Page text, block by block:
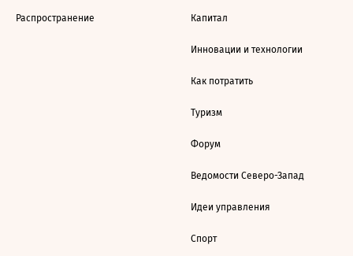
Распространение Капитал
Инновации и технологии
Как потратить
Туризм
Форум
Ведомости Северо-Запад
Идеи управления
Спорт